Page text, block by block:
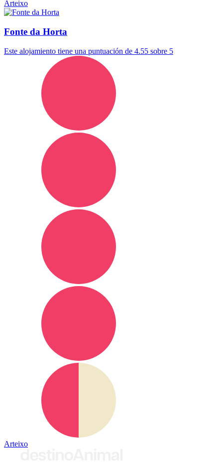
Arteixo
Fonte da Horta
Este alojamiento tiene una puntuación de 4.55 sobre 5
Arteixo